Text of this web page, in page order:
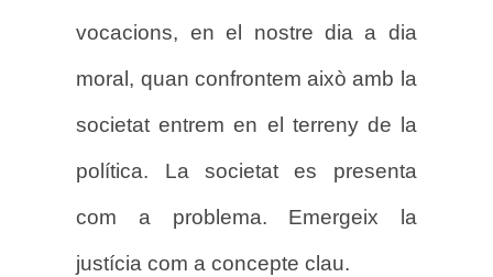
vocacions, en el nostre dia a dia
moral, quan confrontem això amb la
societat entrem en el terreny de la
política. La societat es presenta
com a problema. Emergeix la
justícia com a concepte clau.